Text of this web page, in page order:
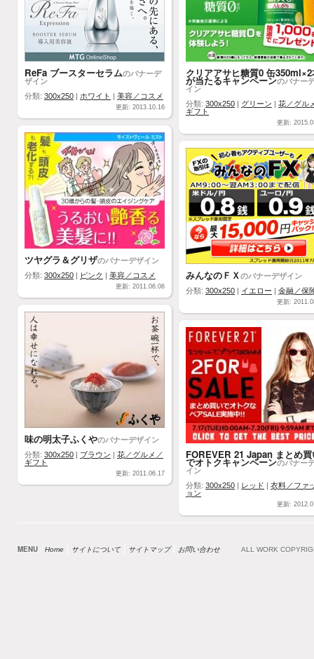
ReFa ブースターセラムのバナーデ
ザイン
分類: 300x250 ホワイト 美容／コスメ
更新: 2013.10.16
クリアアサヒ糖質0 缶
が当たるキャンペーンのバナー
イン
分類: 300x250 グリーン
花／グル
ギフト
更新:
ツヤグラ＆グリザのバナーデザイン
分類: 300x250 ピンク 美容／コスメ
更新: 2011.06.06
みんなのＦＸのバナーデザイン
分類: 300x250 イエロー 金融／保
更新:
味の明太子ふくやのバナーデザイン
分類: 300x250 ブラウン
花／グルメ／
ギフト
更新: 2011.06.17
FOREVER 21 Japan まとめ買
でオトクキャンペーンのバナー
イン
分類: 300x250 レッド
衣料／ファ
ョン
更新:
MENU Home サイトについて サイトマップ お問い合わせ ALL WORK